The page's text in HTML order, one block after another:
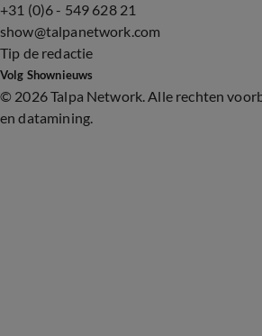
+31 (0)6 - 549 628 21
show@talpanetwork.com
Tip de redactie
Volg Shownieuws
© 2026 Talpa Network. Alle rechten
en datamining.